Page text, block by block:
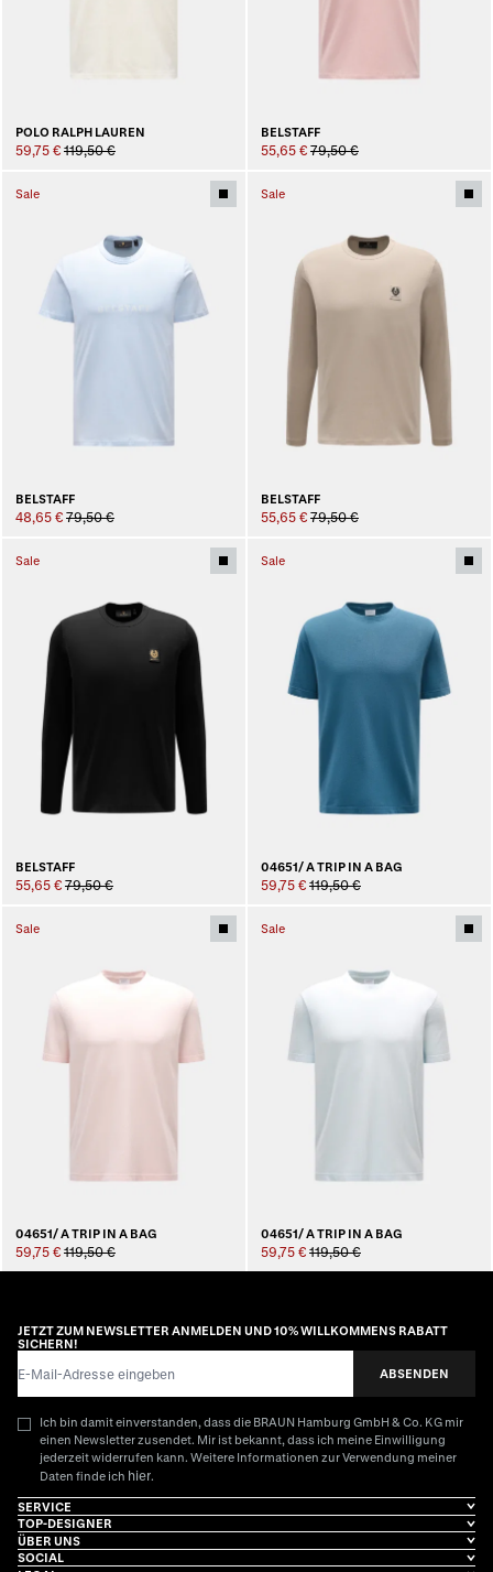
POLO RALPH LAUREN
59,75 € 119,50 €
BELSTAFF
55,65 € 79,50 €
Sale
BELSTAFF
48,65 € 79,50 €
Sale
BELSTAFF
55,65 € 79,50 €
Sale
BELSTAFF
55,65 € 79,50 €
Sale
04651/ A TRIP IN A BAG
59,75 € 119,50 €
Sale
04651/ A TRIP IN A BAG
59,75 € 119,50 €
Sale
04651/ A TRIP IN A BAG
59,75 € 119,50 €
JETZT ZUM NEWSLETTER ANMELDEN UND 10% WILLKOMMENS RABATT
SICHERN!
ABSENDEN
Ich bin damit einverstanden, dass die BRAUN Hamburg GmbH & Co. KG mir
einen Newsletter zusendet. Mir ist bekannt, dass ich meine Einwilligung
jederzeit widerrufen kann. Weitere Informationen zur Verwendung meiner
Daten finde ich hier.
SERVICE
TOP-DESIGNER
ÜBER UNS
SOCIAL